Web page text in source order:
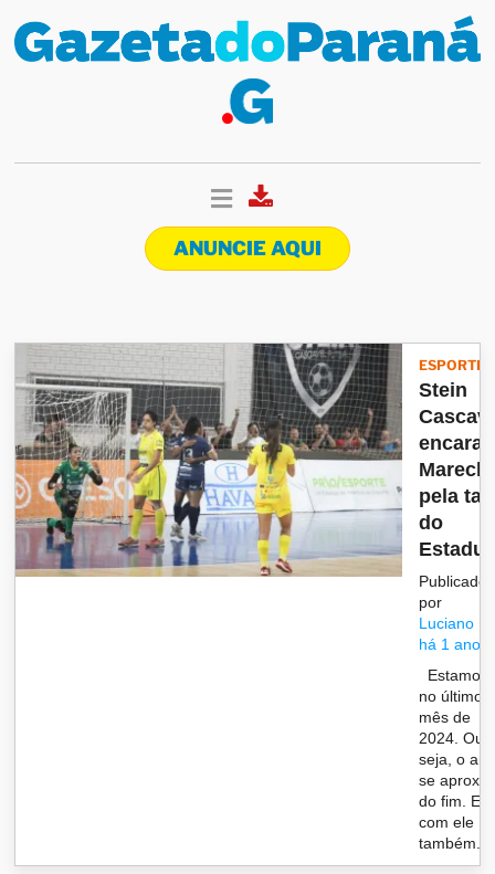
ANUNCIE AQUI
ESPORTES
Stein
encara
pela
do
Publicado
por
Luciano
há 1 ano
Estamos
no último
mês de
2024. Ou
seja, o
se
do fim. E
com ele
também...